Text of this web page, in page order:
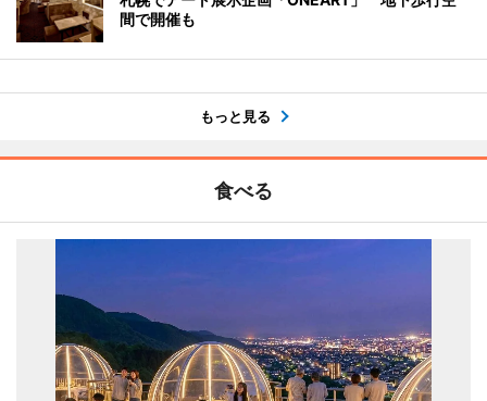
間で開催も
もっと見る
食べる